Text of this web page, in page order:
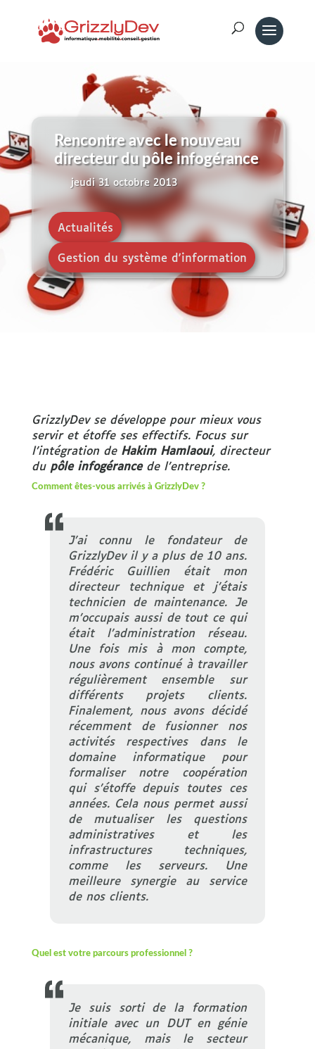
Rencontre avec le nouveau
directeur du pôle infogérance
jeudi 31 octobre 2013
Actualités ,
Gestion du système d'information
GrizzlyDev se développe pour mieux vous
servir et étoffe ses effectifs. Focus sur
l’intégration de Hakim Hamlaoui, directeur
du pôle infogérancede l’entreprise.
Comment êtes-vous arrivés à GrizzlyDev ?
J’ai connu le fondateur de
GrizzlyDev il y a plus de 10 ans.
Frédéric Guillien était mon
directeur technique et j’étais
technicien de maintenance. Je
m’occupais aussi de tout ce qui
était l’administration réseau.
Une fois mis à mon compte,
nous avons continué à travailler
régulièrement ensemble sur
différents projets clients.
Finalement, nous avons décidé
récemment de fusionner nos
activités respectives dans le
domaine informatique pour
formaliser notre coopération
qui s’étoffe depuis toutes ces
années. Cela nous permet aussi
de mutualiser les questions
administratives et les
infrastructures techniques,
comme les serveurs. Une
meilleure synergie au service
de nos clients.
Quel est votre parcours professionnel ?
Je suis sorti de la formation
initiale avec un DUT en génie
mécanique, mais le secteur